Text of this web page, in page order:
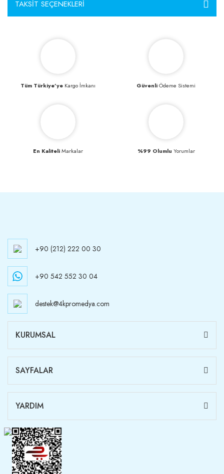
TAKSIT SEÇENEKLERI
Tüm Türkiye’yeKargo İmkanı GüvenliÖdeme Sistemi
En KaliteliMarkalar %99 Olumlu Yorumlar
+90 (212) 222 00 30
+90 542 552 30 04
destek@4kpromedya.com
KURUMSAL
SAYFALAR
YARDIM